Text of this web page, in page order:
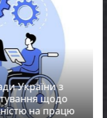
України з
щодо
на працю